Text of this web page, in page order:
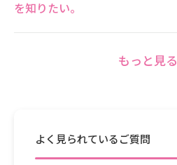
を知りたい。
もっと見る
よく見られているご質問